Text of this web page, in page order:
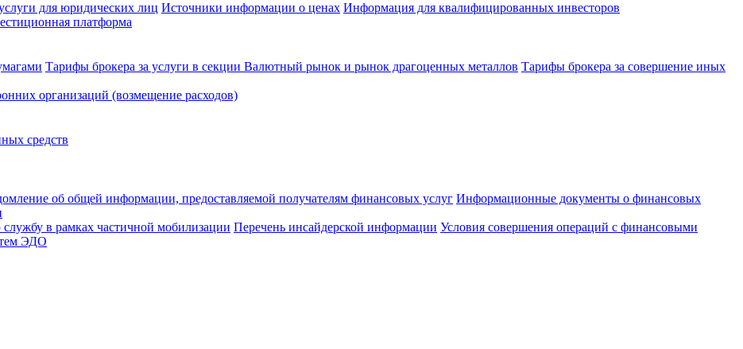
для юридических лиц Источники информации о ценах Информация для квалифицированных инвесторов
платформа
Тарифы брокера за услуги в секции Валютный рынок и рынок драгоценных металлов Тарифы брокера за совершение иных
организаций (возмещение расходов)
средств
об общей информации, предоставляемой получателям финансовых услуг Информационные документы о финансовых
в рамках частичной мобилизации Перечень инсайдерской информации Условия совершения операций с финансовыми
ЭДО